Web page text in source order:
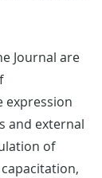
Journal are
expression
and external
of